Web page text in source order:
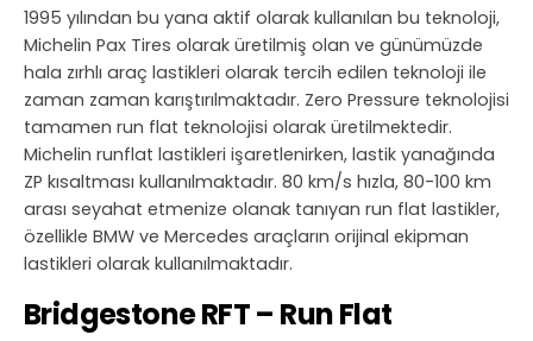
1995 yılından bu yana aktif olarak kullanılan bu teknoloji,
Michelin Pax Tires olarak üretilmiş olan ve günümüzde
hala zırhlı araç lastikleri olarak tercih edilen teknoloji ile
zaman zaman karıştırılmaktadır. Zero Pressure teknolojisi
tamamen run flat teknolojisi olarak üretilmektedir.
Michelin runflat lastikleri işaretlenirken, lastik yanağında
ZP kısaltması kullanılmaktadır. 80 km/s hızla, 80-100 km
arası seyahat etmenize olanak tanıyan run flat lastikler,
özellikle BMW ve Mercedes araçların orijinal ekipman
lastikleri olarak kullanılmaktadır.
Bridgestone RFT – Run Flat